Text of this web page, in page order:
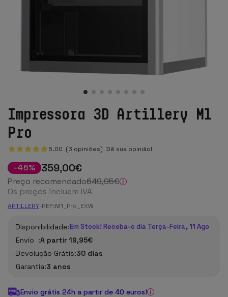
Impressora 3D Artillery M1
Pro
5.00 (3 opiniões) Dê sua opinião!
-45% 359,00€
Preço recomendado649,95€
Os preços incluem IVA
ARTILLERY-REF:M1_Pro_EXW
Disponibilidade:Em Stock! Receba-o dia Terça-Feira, 11 Ago
Envío :A partir 19,95€
Devolução Grátis:30 dias
Garantia:3 anos
Envio grátis 24h a partir de 40 euros!